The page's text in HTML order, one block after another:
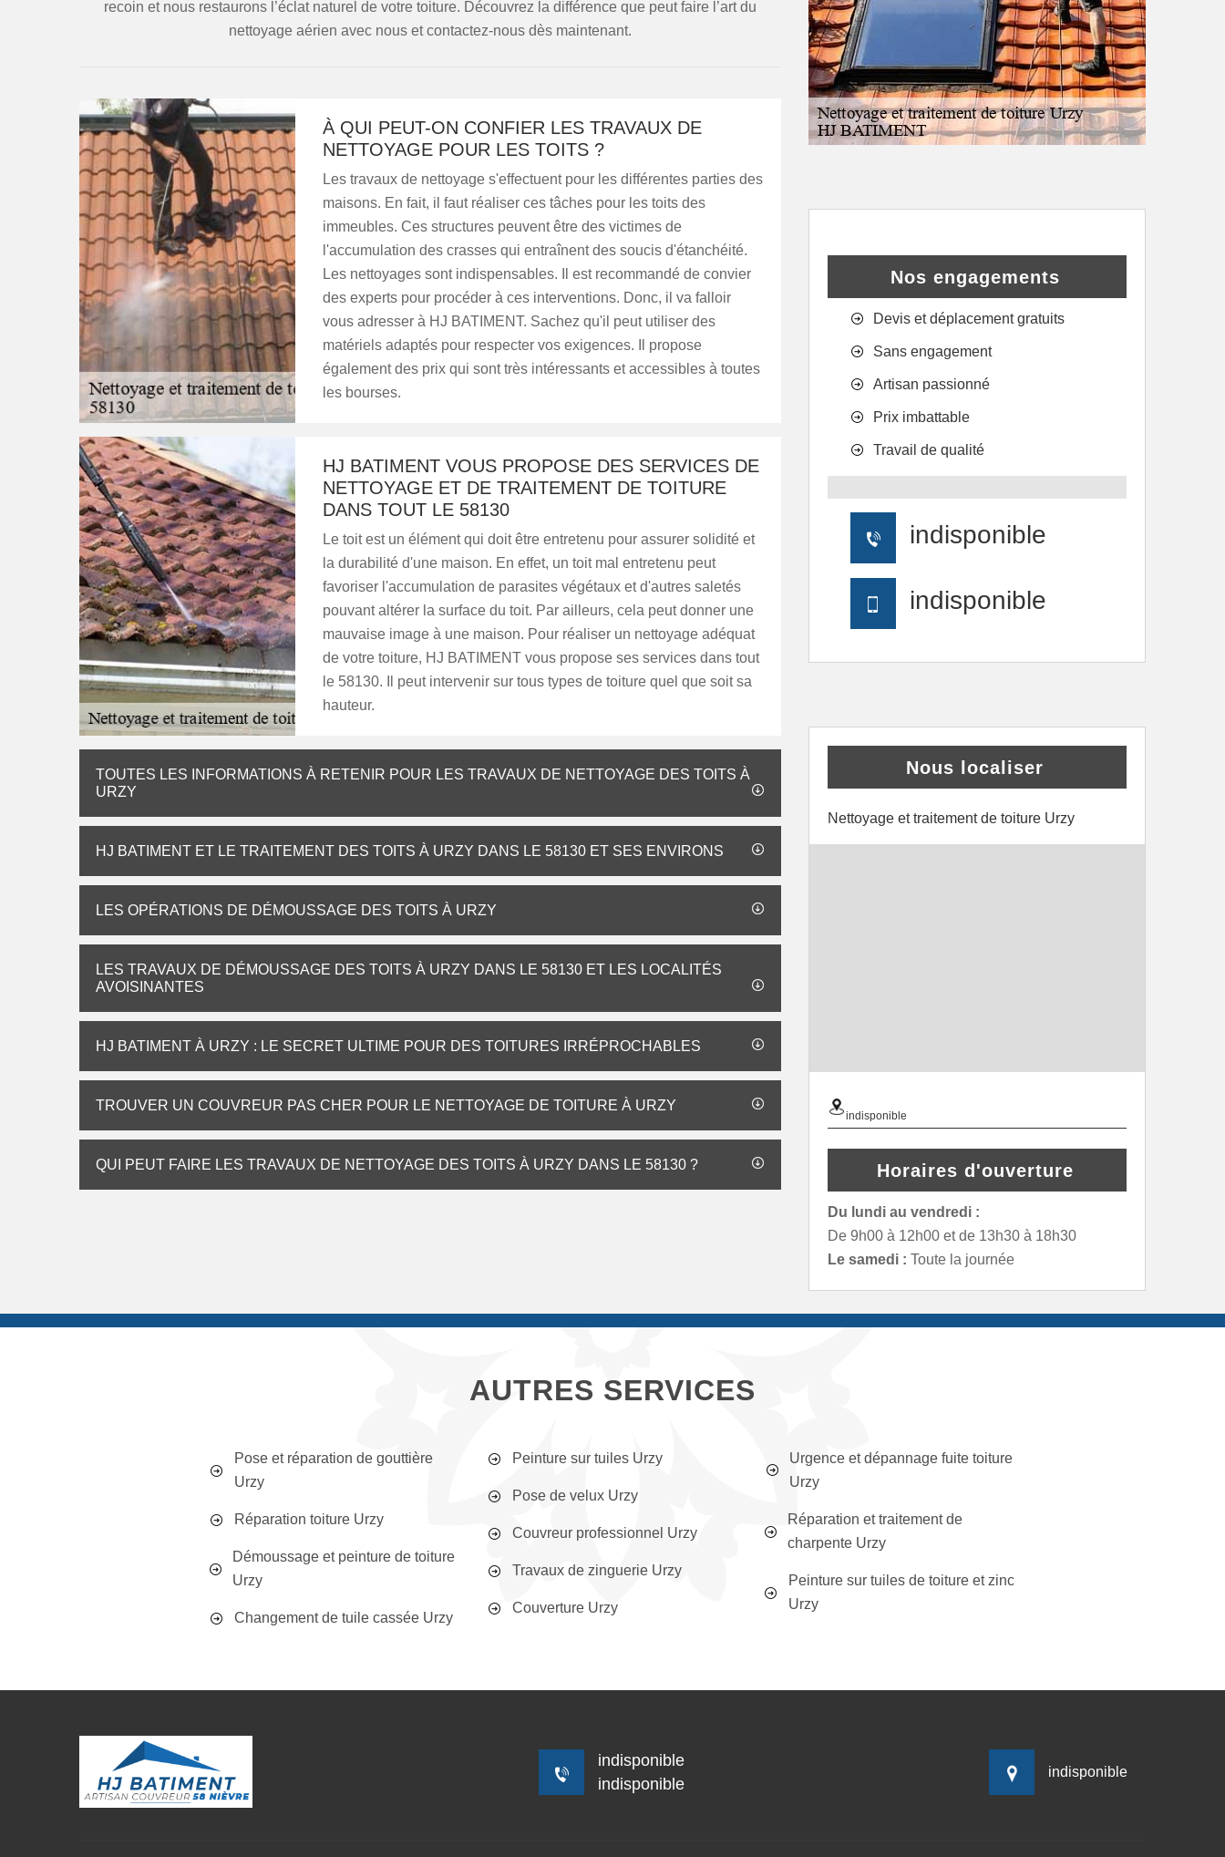
recoin et nous restaurons l’éclat naturel de votre toiture. Découvrez la différence que peut faire l’art du
nettoyage aérien avec nous et contactez-nous dès maintenant.
À QUI PEUT-ON CONFIER LES TRAVAUX DE
NETTOYAGE POUR LES TOITS ?
Les travaux de nettoyage s'effectuent pour les différentes parties des
maisons. En fait, il faut réaliser ces tâches pour les toits des
immeubles. Ces structures peuvent être des victimes de
l'accumulation des crasses qui entraînent des soucis d'étanchéité.
Les nettoyages sont indispensables. Il est recommandé de convier
des experts pour procéder à ces interventions. Donc, il va falloir
vous adresser à HJ BATIMENT. Sachez qu'il peut utiliser des
matériels adaptés pour respecter vos exigences. Il propose
également des prix qui sont très intéressants et accessibles à toutes
les bourses.
HJ BATIMENT VOUS PROPOSE DES SERVICES DE
NETTOYAGE ET DE TRAITEMENT DE TOITURE
DANS TOUT LE 58130
Le toit est un élément qui doit être entretenu pour assurer solidité et
la durabilité d'une maison. En effet, un toit mal entretenu peut
favoriser l'accumulation de parasites végétaux et d'autres saletés
pouvant altérer la surface du toit. Par ailleurs, cela peut donner une
mauvaise image à une maison. Pour réaliser un nettoyage adéquat
de votre toiture, HJ BATIMENT vous propose ses services dans tout
le 58130. Il peut intervenir sur tous types de toiture quel que soit sa
hauteur.
TOUTES LES INFORMATIONS À RETENIR POUR LES TRAVAUX DE NETTOYAGE DES TOITS À
URZY
HJ BATIMENT ET LE TRAITEMENT DES TOITS À URZY DANS LE 58130 ET SES ENVIRONS
LES OPÉRATIONS DE DÉMOUSSAGE DES TOITS À URZY
LES TRAVAUX DE DÉMOUSSAGE DES TOITS À URZY DANS LE 58130 ET LES LOCALITÉS
AVOISINANTES
HJ BATIMENT À URZY : LE SECRET ULTIME POUR DES TOITURES IRRÉPROCHABLES
TROUVER UN COUVREUR PAS CHER POUR LE NETTOYAGE DE TOITURE À URZY
QUI PEUT FAIRE LES TRAVAUX DE NETTOYAGE DES TOITS À URZY DANS LE 58130 ?
Nos engagements
Devis et déplacement gratuits
Sans engagement
Artisan passionné
Prix imbattable
Travail de qualité
indisponible
indisponible
Nous localiser
Nettoyage et traitement de toiture Urzy
indisponible
Horaires d'ouverture
Du lundi au vendredi :
De 9h00 à 12h00 et de 13h30 à 18h30
Le samedi : Toute la journée
AUTRES SERVICES
Pose et réparation de gouttière
Urzy
Réparation toiture Urzy
Démoussage et peinture de toiture
Urzy
Changement de tuile cassée Urzy
Peinture sur tuiles Urzy
Pose de velux Urzy
Couvreur professionnel Urzy
Travaux de zinguerie Urzy
Couverture Urzy
Urgence et dépannage fuite toiture
Urzy
Réparation et traitement de
charpente Urzy
Peinture sur tuiles de toiture et zinc
Urzy
indisponible
indisponible
indisponible